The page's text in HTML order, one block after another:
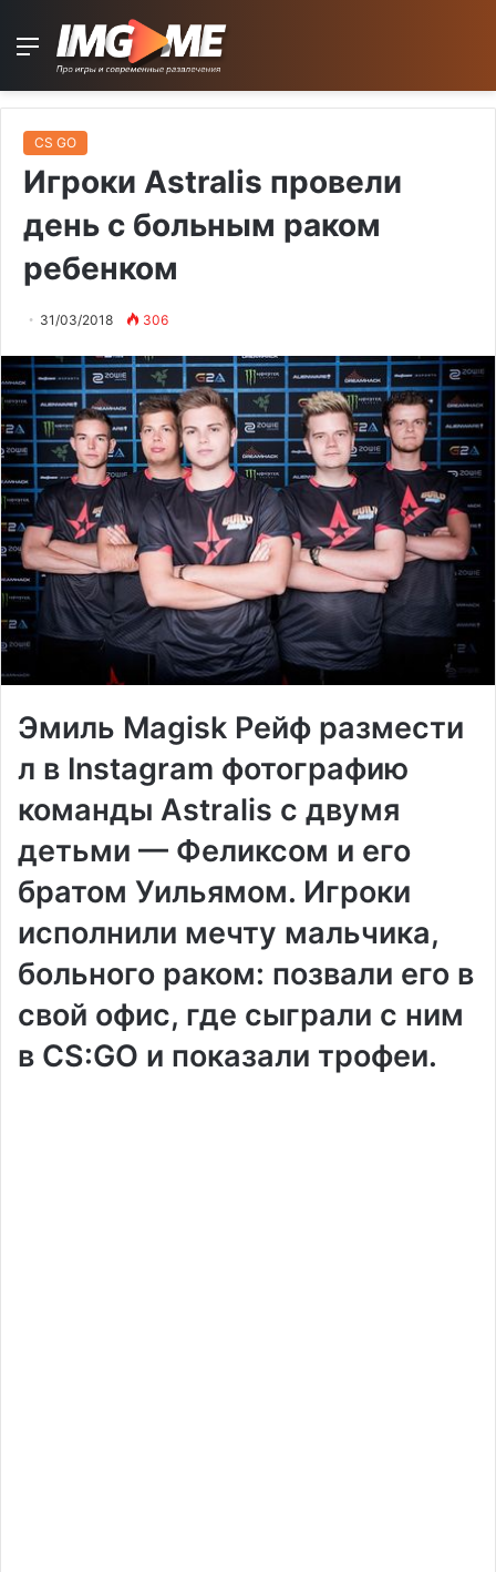
Menu
CS GO
Игроки Astralis провели
день с больным раком
ребенком
31/03/2018 306
Эмиль Magisk Рейф размести
л в Instagram фотографию
команды Astralis с двумя
детьми — Феликсом и его
братом Уильямом. Игроки
исполнили мечту мальчика,
больного раком: позвали его в
свой офис, где сыграли с ним
в CS:GO и показали трофеи.